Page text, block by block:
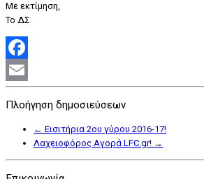
Με εκτίμηση,
Το ΔΣ
Facebook
Πλοήγηση δημοσιεύσεων
← Εισιτήρια 2ου γύρου 2016-17!
Λαχειοφόρος Αγορά LFC.gr! →